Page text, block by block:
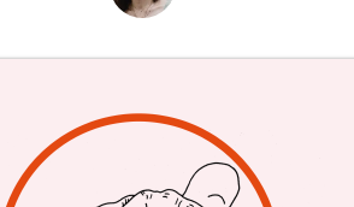
Zahlreiche
technischen
Verbraucherzentrale
meldeten